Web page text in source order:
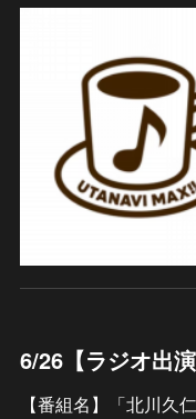
【番組名】「北川久